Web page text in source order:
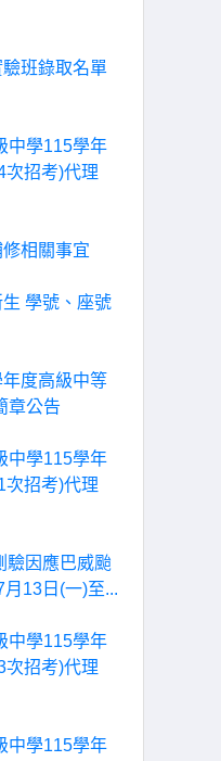
班錄取名單
中學115學年
次招考)代理
相關事宜
學號、座號
度高級中等
章公告
中學115學年
次招考)代理
驗因應巴威颱
13日(一)至...
中學115學年
次招考)代理
中學115學年